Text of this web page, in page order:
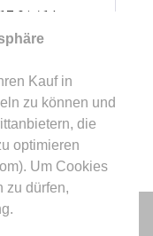
Kauf in
zu können und
die
optimieren
Um Cookies
zu dürfen,
€ * / 1 l